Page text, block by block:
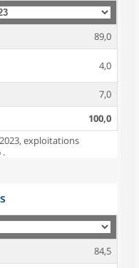
89,0
4,0
7,0
100,0
exploitations
.
84,5